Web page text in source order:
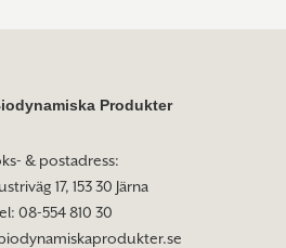
Produkter
& postadress:
17, 153 30 Järna
08-554 810 30